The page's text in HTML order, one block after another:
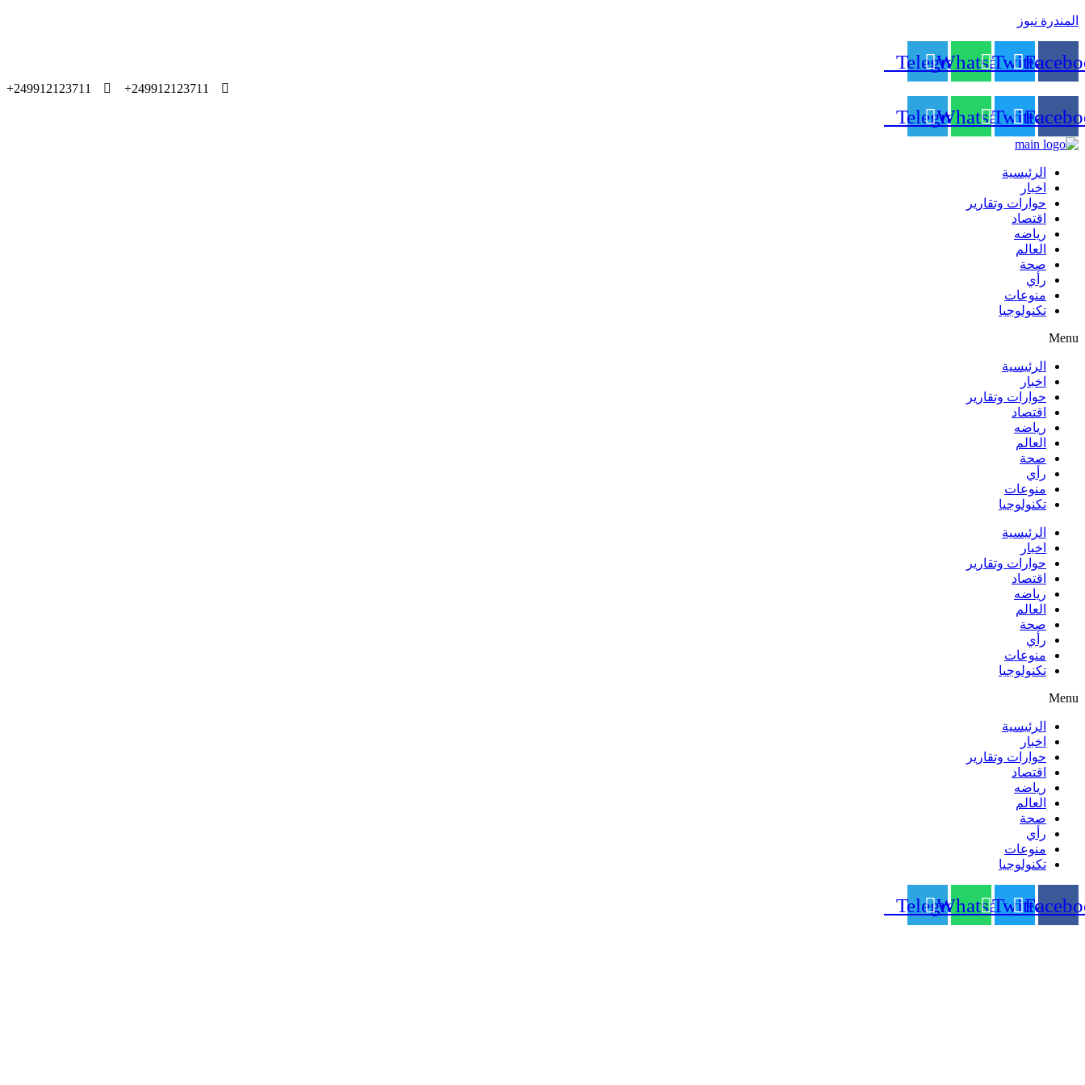
المندرة نيوز
Twitter
Whatsapp
Telegram
249912123711+
249912123711+
Twitter
Whatsapp
Telegram
الرئيسية
اخبار
حوارات وتقارير
اقتصاد
رياضه
العالم
صحة
رأي
منوعات
تكنولوجيا
Menu
الرئيسية
اخبار
حوارات وتقارير
اقتصاد
رياضه
العالم
صحة
رأي
منوعات
تكنولوجيا
الرئيسية
اخبار
حوارات وتقارير
اقتصاد
رياضه
العالم
صحة
رأي
منوعات
تكنولوجيا
Menu
الرئيسية
اخبار
حوارات وتقارير
اقتصاد
رياضه
العالم
صحة
رأي
منوعات
تكنولوجيا
Twitter
Whatsapp
Telegram